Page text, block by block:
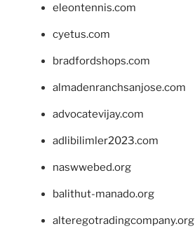
eleontennis.com
cyetus.com
bradfordshops.com
almadenranchsanjose.com
advocatevijay.com
adlibilimler2023.com
naswwebed.org
balithut-manado.org
alteregotradingcompany.org